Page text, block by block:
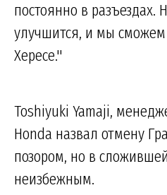
постоянно в разъездах.
улучшится, и мы сможем
Хересе."
Toshiyuki Yamaji,
Honda назвал отмену
позором, но в
неизбежным.